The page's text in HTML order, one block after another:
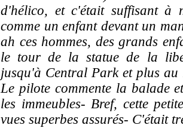
d'hélico, et c'était suffisant à
comme un enfant devant un
ah ces hommes, des grands
le tour de la statue de la
jusqu'à Central Park et plus au
Le pilote commente la balade
les immeubles- Bref, cette
vues superbes assurés- C'était